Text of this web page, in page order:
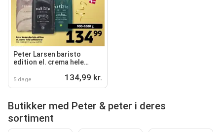
Peter Larsen baristo
edition el. crema hele
5 dage 134,99 kr.
Butikker med Peter & peter i deres
sortiment